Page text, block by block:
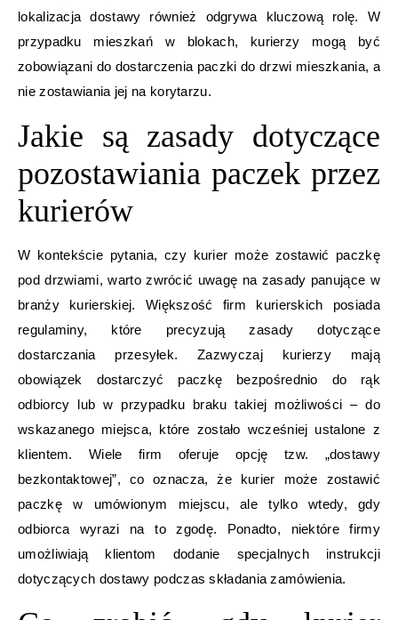
lokalizacja dostawy również odgrywa kluczową rolę. W
przypadku mieszkań w blokach, kurierzy mogą być
zobowiązani do dostarczenia paczki do drzwi mieszkania, a
nie zostawiania jej na korytarzu.
Jakie są zasady dotyczące
pozostawiania paczek przez
kurierów
W kontekście pytania, czy kurier może zostawić paczkę
pod drzwiami, warto zwrócić uwagę na zasady panujące w
branży kurierskiej. Większość firm kurierskich posiada
regulaminy, które precyzują zasady dotyczące
dostarczania przesyłek. Zazwyczaj kurierzy mają
obowiązek dostarczyć paczkę bezpośrednio do rąk
odbiorcy lub w przypadku braku takiej możliwości – do
wskazanego miejsca, które zostało wcześniej ustalone z
klientem. Wiele firm oferuje opcję tzw. „dostawy
bezkontaktowej”, co oznacza, że kurier może zostawić
paczkę w umówionym miejscu, ale tylko wtedy, gdy
odbiorca wyrazi na to zgodę. Ponadto, niektóre firmy
umożliwiają klientom dodanie specjalnych instrukcji
dotyczących dostawy podczas składania zamówienia.